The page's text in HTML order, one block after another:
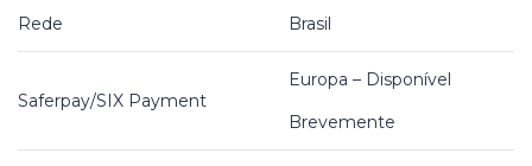
Rede Brasil
Saferpay/SIX Payment
Europa – Disponível
Brevemente